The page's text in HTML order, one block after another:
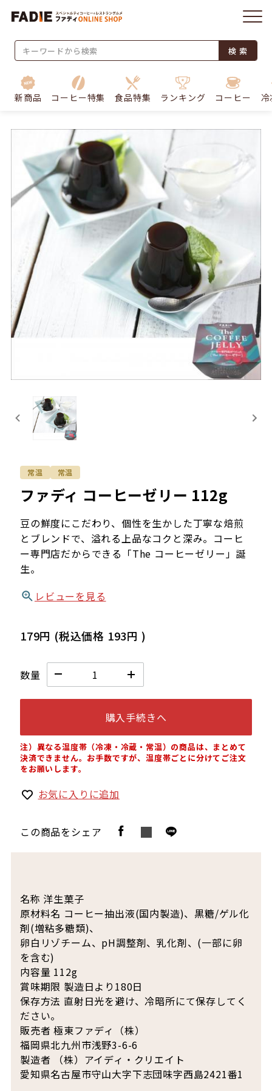
検 索
新商品 コーヒー特集 食品特集 ランキング コーヒー
ファディ コーヒーゼリー 112g
豆の鮮度にこだわり、個性を生かした丁寧な焙煎
とブレンドで、溢れる上品なコクと深み。コーヒ
ー専門店だからできる「The コーヒーゼリー」誕
生。
レビューを見る
179円 (税込価格 193円 )
数量
購入手続きへ
注）異なる温度帯（冷凍・冷蔵・常温）の商品は、まとめて
決済できません。お手数ですが、温度帯ごとに分けてご注文
をお願いします。
お気に入りに追加
この商品をシェア
常温 常温
名称 洋生菓子
原材料名 コーヒー抽出液(国内製造)、黒糖/ゲル化
剤(増粘多糖類)、
卵白リゾチーム、pH調整剤、乳化剤、(一部に卵
を含む)
内容量 112g
賞味期限 製造日より180日
保存方法 直射日光を避け、冷暗所にて保存してく
ださい。
販売者 極東ファディ（株）
福岡県北九州市浅野3-6-6
製造者 （株）アイディ・クリエイト
愛知県名古屋市守山大字下志団味字西島2421番1